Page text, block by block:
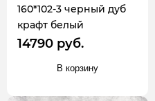
160*102-3 черный дуб
крафт белый
14790 руб.
В корзину